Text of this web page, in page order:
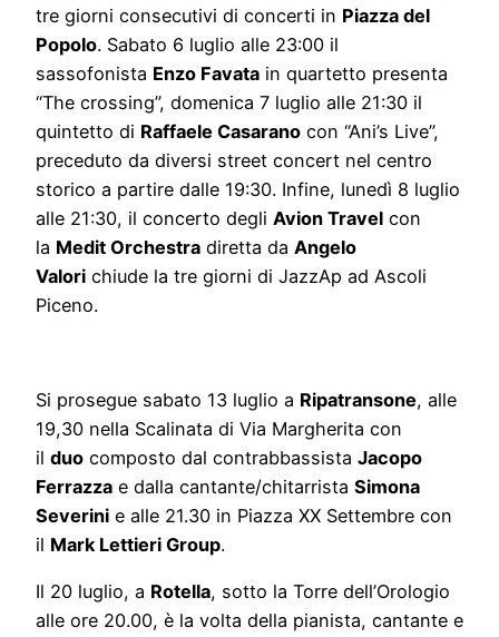
tre giorni consecutivi di concerti in Piazza del
Popolo. Sabato 6 luglio alle 23:00 il
sassofonista Enzo Favata in quartetto presenta
“The crossing”, domenica 7 luglio alle 21:30 il
quintetto di Raffaele Casarano con “Ani’s Live”,
preceduto da diversi street concert nel centro
storico a partire dalle 19:30. Infine, lunedì 8 luglio
alle 21:30, il concerto degli Avion Travel con
la Medit Orchestra diretta da Angelo
Valori chiude la tre giorni di JazzAp ad Ascoli
Piceno.
Si prosegue sabato 13 luglio a Ripatransone, alle
19,30 nella Scalinata di Via Margherita con
il duo composto dal contrabbassista Jacopo
Ferrazza e dalla cantante/chitarrista Simona
Severini e alle 21.30 in Piazza XX Settembre con
il Mark Lettieri Group.
Il 20 luglio, a Rotella, sotto la Torre dell’Orologio
alle ore 20.00, è la volta della pianista, cantante e